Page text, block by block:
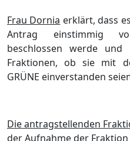
Frau Dornia erklärt, dass
Antrag einstimmig
beschlossen werde
Fraktionen, ob sie mit
GRÜNE einverstanden
Die antragstellenden
der Aufnahme der Fraktion